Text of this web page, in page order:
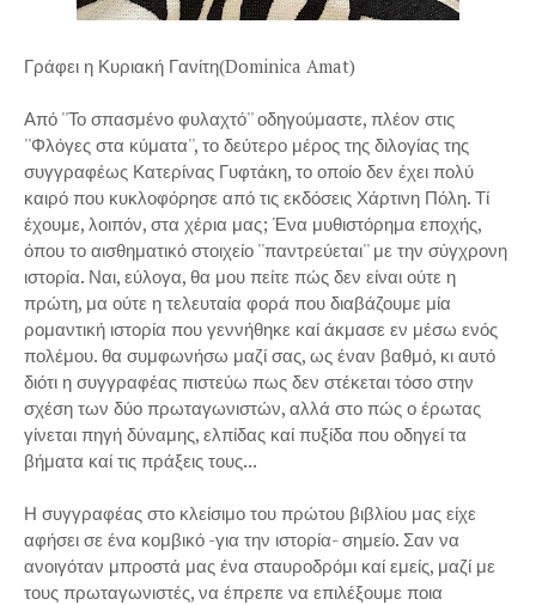
Γράφει η Κυριακή Γανίτη(Dominica Amat)
Από ''Το σπασμένο φυλαχτό'' οδηγούμαστε, πλέον στις
''Φλόγες στα κύματα'', το δεύτερο μέρος της διλογίας της
συγγραφέως Κατερίνας Γυφτάκη, το οποίο δεν έχει πολύ
καιρό που κυκλοφόρησε από τις εκδόσεις Χάρτινη Πόλη. Τί
έχουμε, λοιπόν, στα χέρια μας; Ένα μυθιστόρημα εποχής,
όπου το αισθηματικό στοιχείο ''παντρεύεται'' με την σύγχρονη
ιστορία. Ναι, εύλογα, θα μου πείτε πώς δεν είναι ούτε η
πρώτη, μα ούτε η τελευταία φορά που διαβάζουμε μία
ρομαντική ιστορία που γεννήθηκε καί άκμασε εν μέσω ενός
πολέμου. θα συμφωνήσω μαζί σας, ως έναν βαθμό, κι αυτό
διότι η συγγραφέας πιστεύω πως δεν στέκεται τόσο στην
σχέση των δύο πρωταγωνιστών, αλλά στο πώς ο έρωτας
γίνεται πηγή δύναμης, ελπίδας καί πυξίδα που οδηγεί τα
βήματα καί τις πράξεις τους...
Η συγγραφέας στο κλείσιμο του πρώτου βιβλίου μας είχε
αφήσει σε ένα κομβικό -για την ιστορία- σημείο. Σαν να
ανοιγόταν μπροστά μας ένα σταυροδρόμι καί εμείς, μαζί με
τους πρωταγωνιστές, να έπρεπε να επιλέξουμε ποια